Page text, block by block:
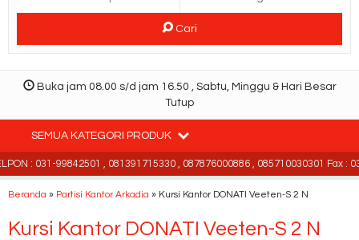
Cari
Buka jam 08.00 s/d jam 16.50 , Sabtu, Minggu & Hari Besar
Tutup
SEMUA KATEGORI PRODUK
: 031-99842501 , 081391715330 , 087876000886 , 085710030301 Fax :
Beranda » Partisi Kantor Arkadia » Kursi Kantor DONATI Veeten-S 2 N
Kursi Kantor DONATI Veeten-S 2 N